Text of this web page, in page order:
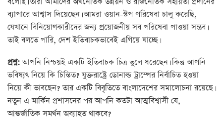
ব্যাপারে আশ্বাস দিয়েছেন। আমরা ওয়ান-স্টপ পরিষেবা চালু করেছি,
যেখানে বিনিয়োগকারীদের জন্য প্রয়োজনীয় সব পরিষেবা পাওয়া সম্ভব।
তাই বলতে পারি, দেশ ইতিবাচকভাবেই এগিয়ে যাচ্ছে।
প্রশ্ন:আপনি নিশ্চয়ই একটি ইতিবাচক চিত্র তুলে ধরেছেন। কিন্তু আপনি
ভবিষ্যৎ নিয়ে কি চিন্তিত? যুক্তরাষ্ট্রে ডোনাল্ড ট্রাম্পের নির্বাচিত হওয়া
নিয়ে কী ভাবছেন? তার একটি বিবৃতিতে বাংলাদেশের সমালোচনা রয়েছে।
নতুন এ মার্কিন প্রশাসনের পর আপনি কতটা আত্মবিশ্বাসী যে,
আন্তর্জাতিক সমর্থন অব্যাহত থাকবে?